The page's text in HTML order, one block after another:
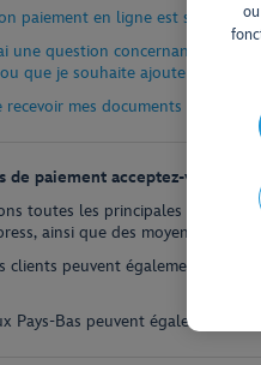
paiement en ligne est sécurisé ?
une question concernant le coût
que je souhaite ajouter un autre
recevoir mes documents de voyage
de paiement acceptez-vous ?
toutes les principales cartes
ainsi que des moyens de
clients peuvent également régler
Pays-Bas peuvent également